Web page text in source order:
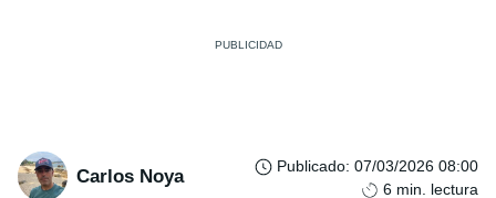
Carlos Noya Publicado: 07/03/2026 08:00
6 min. lectura